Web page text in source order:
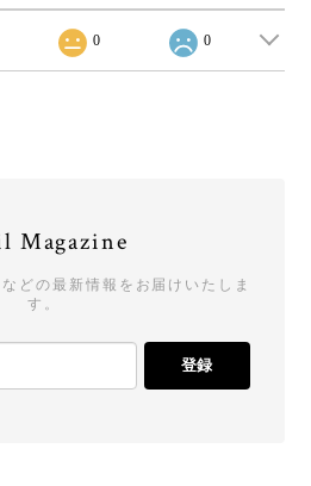
0 0
Magazine
どの最新情報をお届けいたしま
す。
登録